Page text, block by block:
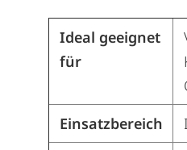
Ideal geeignet
für
Einsatzbereich